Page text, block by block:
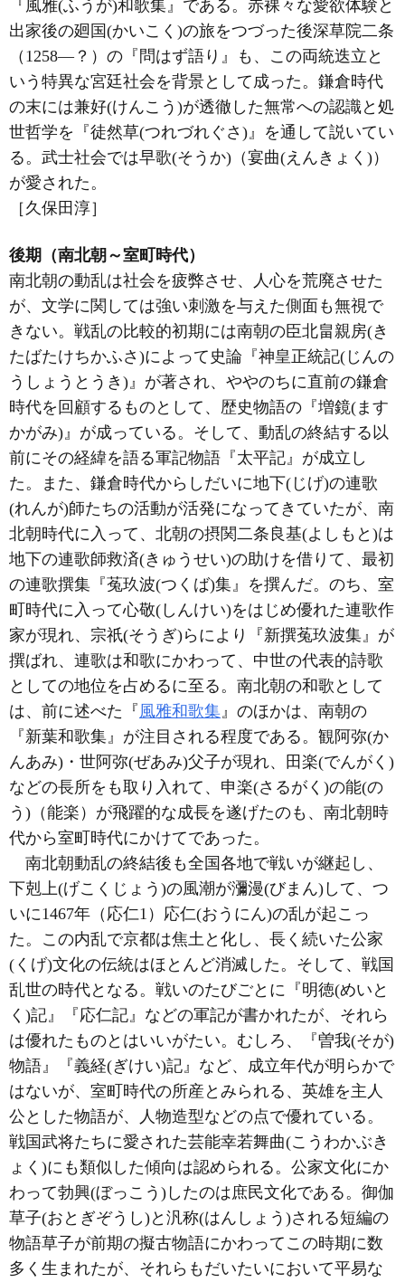
『風雅(ふうが)和歌集』である。赤裸々な愛欲体験と
出家後の廻国(かいこく)の旅をつづった後深草院二条
（1258―？）の『問はず語り』も、この両統迭立と
いう特異な宮廷社会を背景として成った。鎌倉時代
の末には兼好(けんこう)が透徹した無常への認識と処
世哲学を『徒然草(つれづれぐさ)』を通して説いてい
る。武士社会では早歌(そうか)（宴曲(えんきょく)）
が愛された。
［久保田淳］
後期（南北朝～室町時代）
南北朝の動乱は社会を疲弊させ、人心を荒廃させた
が、文学に関しては強い刺激を与えた側面も無視で
きない。戦乱の比較的初期には南朝の臣北畠親房(き
たばたけちかふさ)によって史論『神皇正統記(じんの
うしょうとうき)』が著され、ややのちに直前の鎌倉
時代を回顧するものとして、歴史物語の『増鏡(ます
かがみ)』が成っている。そして、動乱の終結する以
前にその経緯を語る軍記物語『太平記』が成立し
た。また、鎌倉時代からしだいに地下(じげ)の連歌
(れんが)師たちの活動が活発になってきていたが、南
北朝時代に入って、北朝の摂関二条良基(よしもと)は
地下の連歌師救済(きゅうせい)の助けを借りて、最初
の連歌撰集『菟玖波(つくば)集』を撰んだ。のち、室
町時代に入って心敬(しんけい)をはじめ優れた連歌作
家が現れ、宗祇(そうぎ)らにより『新撰菟玖波集』が
撰ばれ、連歌は和歌にかわって、中世の代表的詩歌
としての地位を占めるに至る。南北朝の和歌として
は、前に述べた『風雅和歌集』のほかは、南朝の
『新葉和歌集』が注目される程度である。観阿弥(か
んあみ)・世阿弥(ぜあみ)父子が現れ、田楽(でんがく)
などの長所をも取り入れて、申楽(さるがく)の能(の
う)（能楽）が飛躍的な成長を遂げたのも、南北朝時
代から室町時代にかけてであった。
南北朝動乱の終結後も全国各地で戦いが継起し、
下剋上(げこくじょう)の風潮が瀰漫(びまん)して、つ
いに1467年（応仁1）応仁(おうにん)の乱が起こっ
た。この内乱で京都は焦土と化し、長く続いた公家
(くげ)文化の伝統はほとんど消滅した。そして、戦国
乱世の時代となる。戦いのたびごとに『明徳(めいと
く)記』『応仁記』などの軍記が書かれたが、それら
は優れたものとはいいがたい。むしろ、『曽我(そが)
物語』『義経(ぎけい)記』など、成立年代が明らかで
はないが、室町時代の所産とみられる、英雄を主人
公とした物語が、人物造型などの点で優れている。
戦国武将たちに愛された芸能幸若舞曲(こうわかぶき
ょく)にも類似した傾向は認められる。公家文化にか
わって勃興(ぼっこう)したのは庶民文化である。御伽
草子(おとぎぞうし)と汎称(はんしょう)される短編の
物語草子が前期の擬古物語にかわってこの時期に数
多く生まれたが、それらもだいたいにおいて平易な